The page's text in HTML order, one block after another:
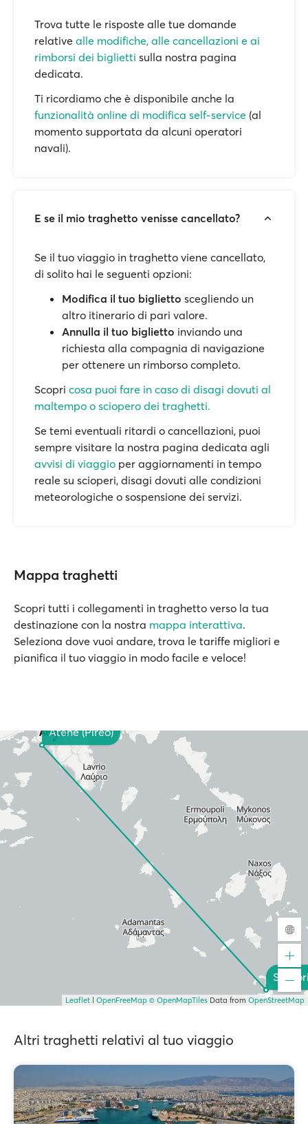
Trova tutte le risposte alle tue domande
relative alle modifiche, alle cancellazioni e ai
rimborsi dei biglietti sulla nostra pagina
dedicata.
Ti ricordiamo che è disponibile anche la
funzionalità online di modifica self-service (al
momento supportata da alcuni operatori
navali).
E se il mio traghetto venisse cancellato?
Se il tuo viaggio in traghetto viene cancellato,
di solito hai le seguenti opzioni:
Modifica il tuo biglietto scegliendo un
altro itinerario di pari valore.
Annulla il tuo biglietto inviando una
richiesta alla compagnia di navigazione
per ottenere un rimborso completo.
Scopri cosa puoi fare in caso di disagi dovuti al
maltempo o sciopero dei traghetti.
Se temi eventuali ritardi o cancellazioni, puoi
sempre visitare la nostra pagina dedicata agli
avvisi di viaggio per aggiornamenti in tempo
reale su scioperi, disagi dovuti alle condizioni
meteorologiche o sospensione dei servizi.
Mappa traghetti
Scopri tutti i collegamenti in traghetto verso la tua
destinazione con la nostra mappa interattiva.
Seleziona dove vuoi andare, trova le tariffe migliori e
pianifica il tuo viaggio in modo facile e veloce!
Atene (Pireo)
Leaflet OpenFreeMap © OpenMapTiles Data from OpenStreetMap
Altri traghetti relativi al tuo viaggio